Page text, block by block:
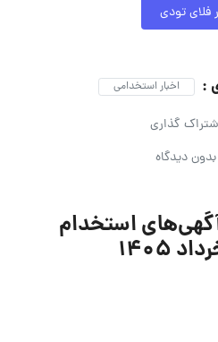
تودی
: اخبار استخدامی
گذاری
بدون دیدگاه
استخدام